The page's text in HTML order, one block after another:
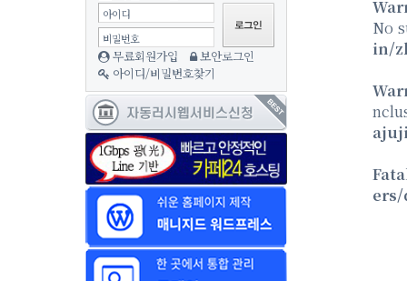
아이디
비밀번호
무료회원가입
보안로그인
아이디/비밀번호찾기
No
in/